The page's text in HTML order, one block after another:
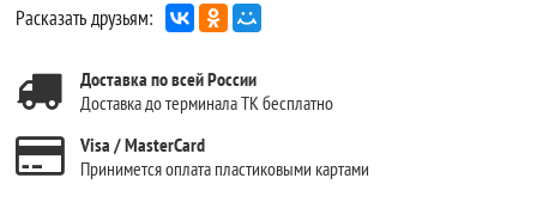
Расказать друзьям:
Доставка по всей России
Доставка до терминала ТК бесплатно
Visa / MasterCard
Принимется оплата пластиковыми картами